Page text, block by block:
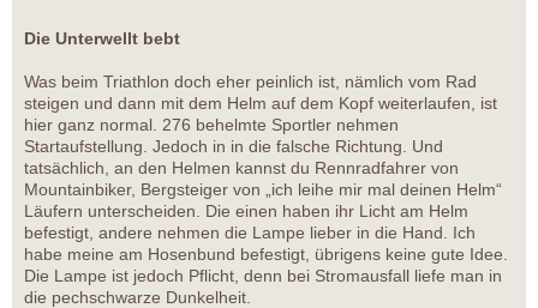
Die Unterwellt bebt
Was beim Triathlon doch eher peinlich ist, nämlich vom Rad
steigen und dann mit dem Helm auf dem Kopf weiterlaufen, ist
hier ganz normal. 276 behelmte Sportler nehmen
Startaufstellung. Jedoch in in die falsche Richtung. Und
tatsächlich, an den Helmen kannst du Rennradfahrer von
Mountainbiker, Bergsteiger von „ich leihe mir mal deinen Helm“
Läufern unterscheiden. Die einen haben ihr Licht am Helm
befestigt, andere nehmen die Lampe lieber in die Hand. Ich
habe meine am Hosenbund befestigt, übrigens keine gute Idee.
Die Lampe ist jedoch Pflicht, denn bei Stromausfall liefe man in
die pechschwarze Dunkelheit.